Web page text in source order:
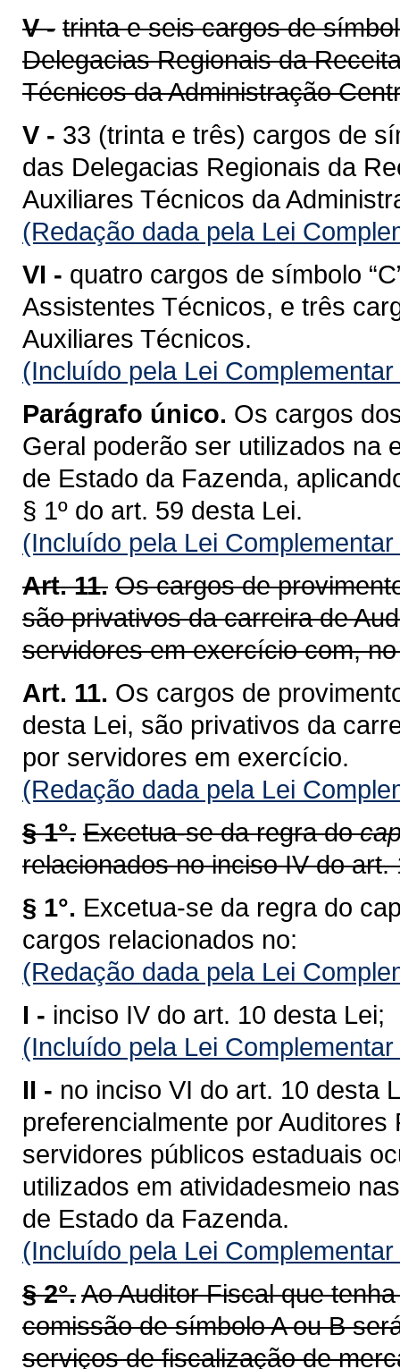
V - trinta e seis cargos de
Delegacias Regionais da
Técnicos da Administração
V - 33 (trinta e três) cargos de
das Delegacias Regionais da
Auxiliares Técnicos da
(Redação dada pela Lei
VI - quatro cargos de símbolo
Assistentes Técnicos, e três
Auxiliares Técnicos.
(Incluído pela Lei
Parágrafo único. Os cargos
Geral poderão ser utilizados na
de Estado da Fazenda,
§ 1º do art. 59 desta Lei.
(Incluído pela Lei
Art. 11. Os cargos de
são privativos da carreira de
servidores em exercício com,
Art. 11. Os cargos de
desta Lei, são privativos da
por servidores em exercício.
(Redação dada pela Lei
§ 1°. Excetua-se da regra do
relacionados no inciso IV do art.
§ 1°. Excetua-se da regra do
cargos relacionados no:
(Redação dada pela Lei
I - inciso IV do art. 10 desta Lei;
(Incluído pela Lei
II - no inciso VI do art. 10 desta
preferencialmente por
servidores públicos estaduais
utilizados em atividadesmeio
de Estado da Fazenda.
(Incluído pela Lei
§ 2°.Ao Auditor Fiscal que
comissão de símbolo A ou B
serviços de fiscalização de